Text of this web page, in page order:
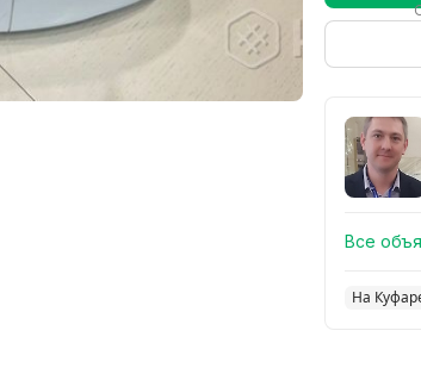
Все
На